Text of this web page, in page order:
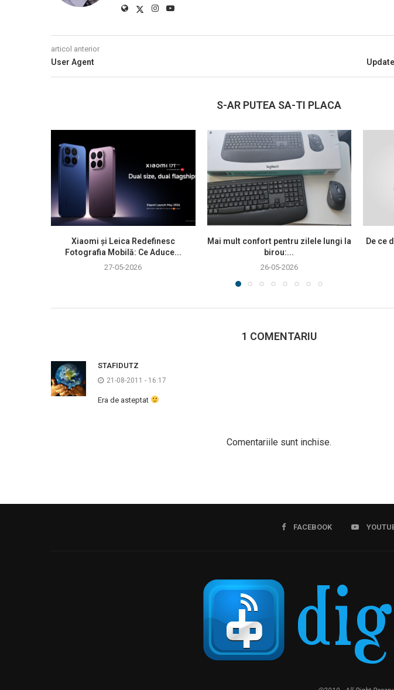
articol anterior
User Agent
S-AR PUTEA SA-TI PLACA
Xiaomi și Leica Redefinesc
Fotografia Mobilă: Ce Aduce...
27-05-2026
Mai mult confort pentru zilele lungi la
birou:...
26-05-2026
De ce
1 COMENTARIU
STAFIDUTZ
21-08-2011 - 16:17
Era de asteptat
Comentariile sunt inchise.
FACEBOOK